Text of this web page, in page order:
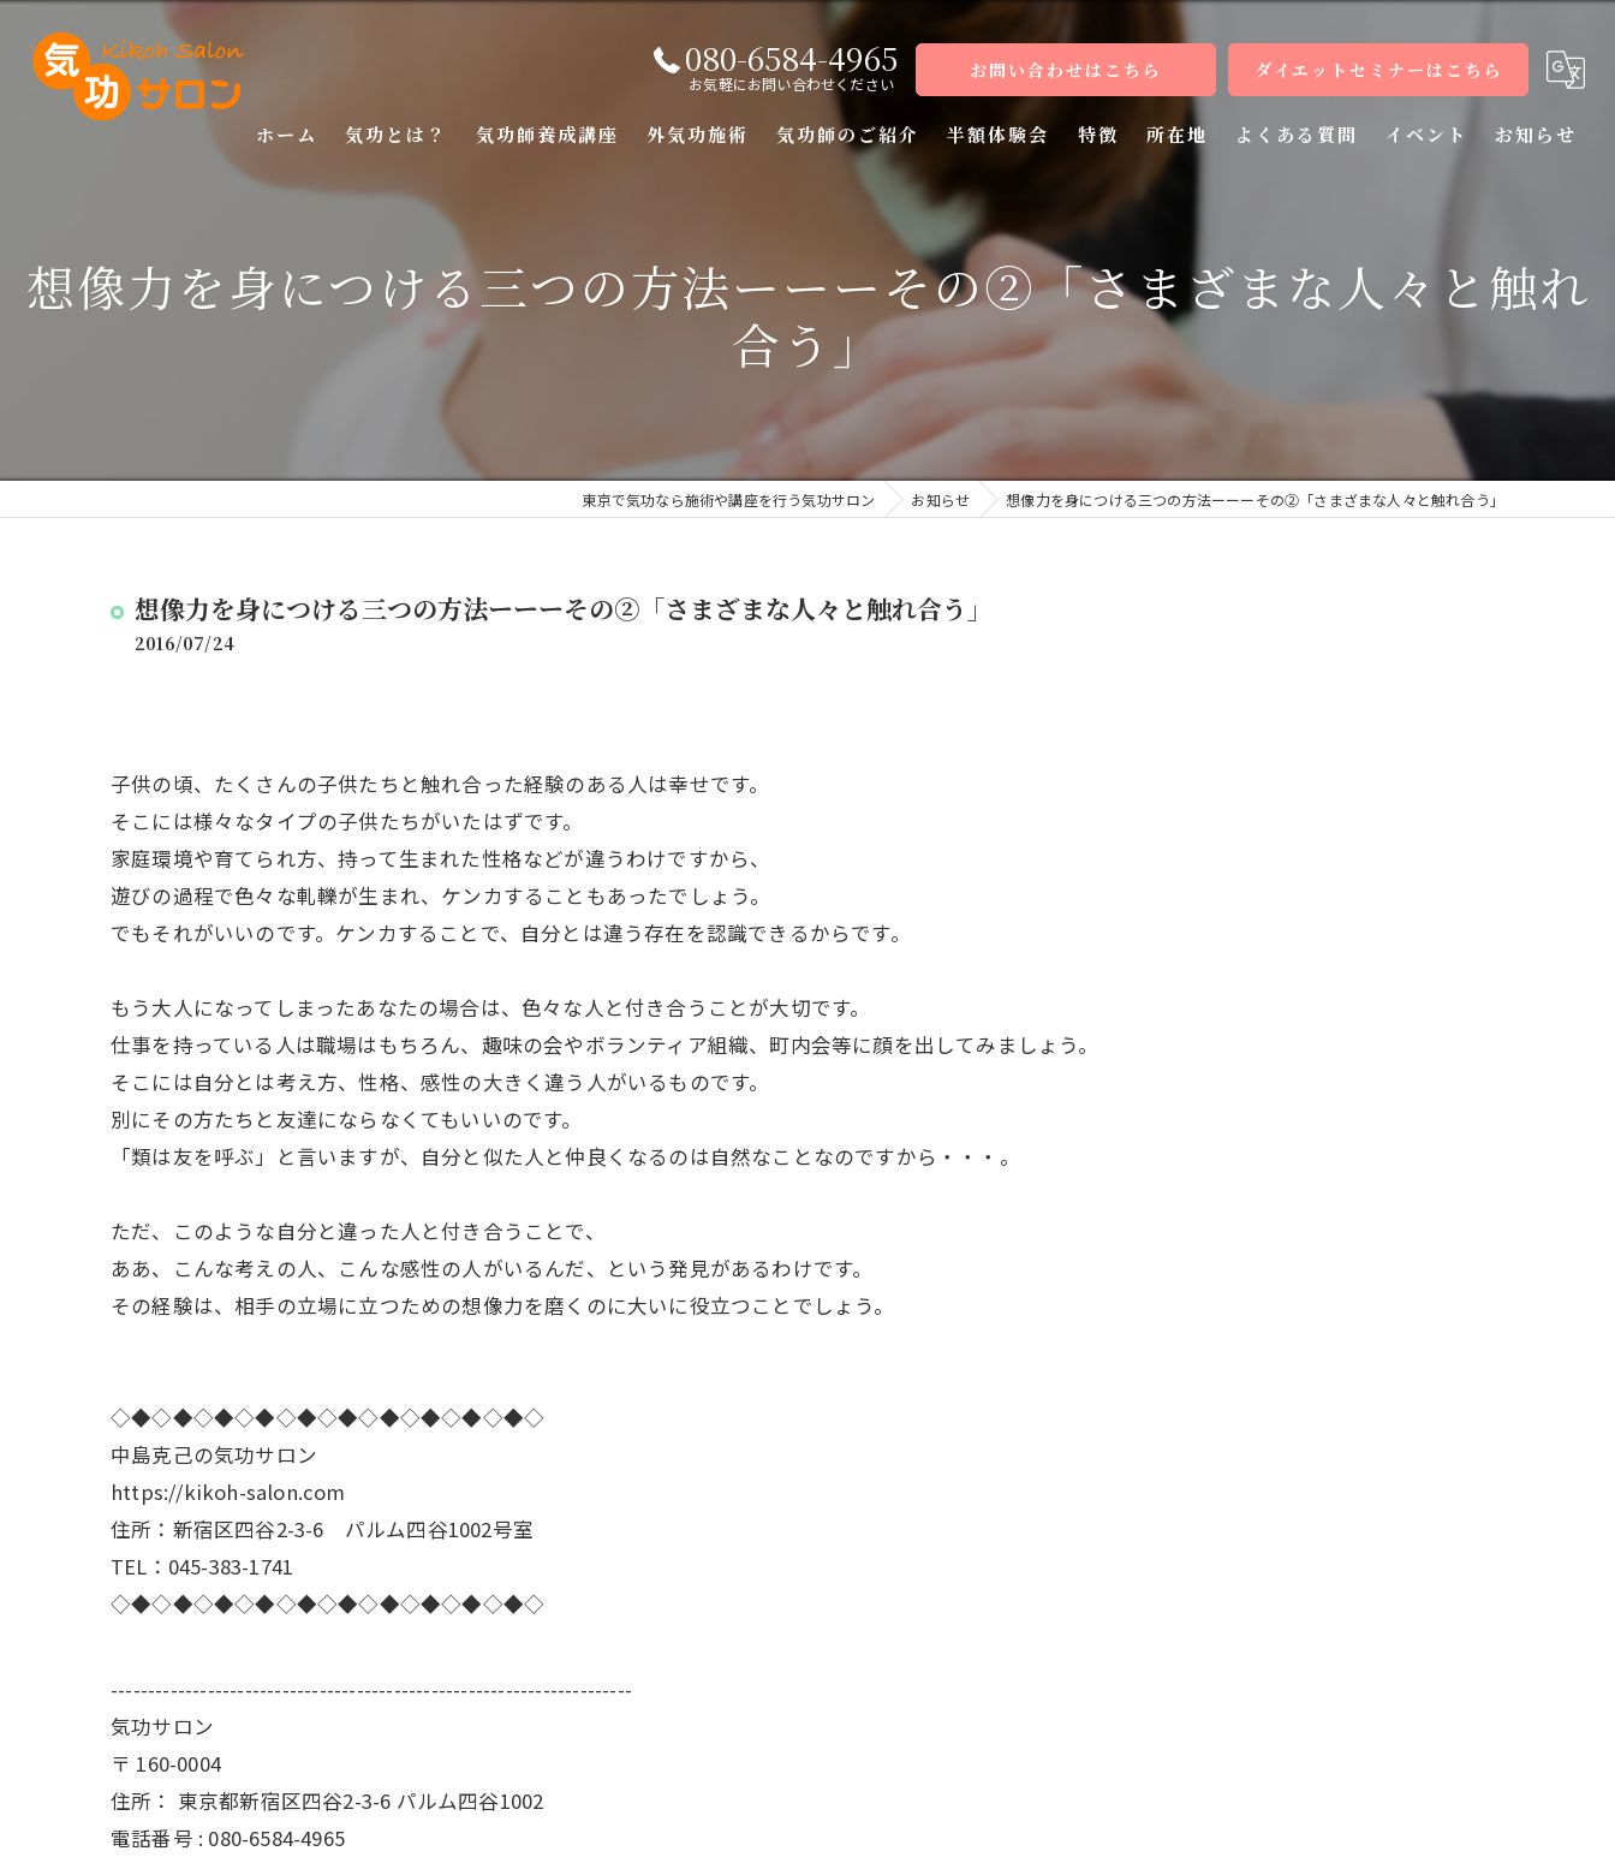
080-6584-4965
お気軽にお問い合わせください
お問い合わせはこちら ダイエットセミナーはこちら
ホーム 気功とは？ 気功師養成講座
基礎講座
マスターコース
外気功施術 気功師のご紹介 半額体験会 特徴
病気
所在地 よくある質問 イベント お知らせ
想像力を身につける三つの方法ーーーその②「さまざまな人々と触れ
合う」
東京で気功なら施術や講座を行う気功サロン お知らせ 想像力を身につける三つの方法ーーーその②「さまざまな人々と触れ合う」
想像力を身につける三つの方法ーーーその②「さまざまな人々と触れ合う」
2016/07/24
子供の頃、たくさんの子供たちと触れ合った経験のある人は幸せです。
そこには様々なタイプの子供たちがいたはずです。
家庭環境や育てられ方、持って生まれた性格などが違うわけですから、
遊びの過程で色々な軋轢が生まれ、ケンカすることもあったでしょう。
でもそれがいいのです。ケンカすることで、自分とは違う存在を認識できるからです。
もう大人になってしまったあなたの場合は、色々な人と付き合うことが大切です。
仕事を持っている人は職場はもちろん、趣味の会やボランティア組織、町内会等に顔を出してみましょう。
そこには自分とは考え方、性格、感性の大きく違う人がいるものです。
別にその方たちと友達にならなくてもいいのです。
「類は友を呼ぶ」と言いますが、自分と似た人と仲良くなるのは自然なことなのですから・・・。
ただ、このような自分と違った人と付き合うことで、
ああ、こんな考えの人、こんな感性の人がいるんだ、という発見があるわけです。
その経験は、相手の立場に立つための想像力を磨くのに大いに役立つことでしょう。
◇◆◇◆◇◆◇◆◇◆◇◆◇◆◇◆◇◆◇◆◇
中島克己の気功サロン
https://kikoh-salon.com
住所：新宿区四谷2-3-6 パルム四谷1002号室
TEL：045-383-1741
◇◆◇◆◇◆◇◆◇◆◇◆◇◆◇◆◇◆◇◆◇
----------------------------------------------------------------------
気功サロン
〒 160-0004
住所： 東京都新宿区四谷2-3-6 パルム四谷1002
電話番号 : 080-6584-4965